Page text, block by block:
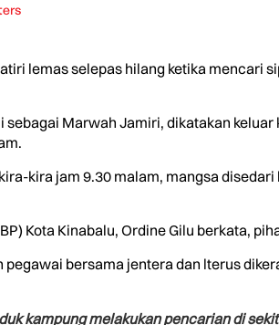
lemas selepas hilang ketika mencari
sebagai Marwah Jamiri, dikatakan
kira jam 9.30 malam, mangsa
Kota Kinabalu, Ordine Gilu berkata,
bersama jentera dan lterus
kampung melakukan pencarian di